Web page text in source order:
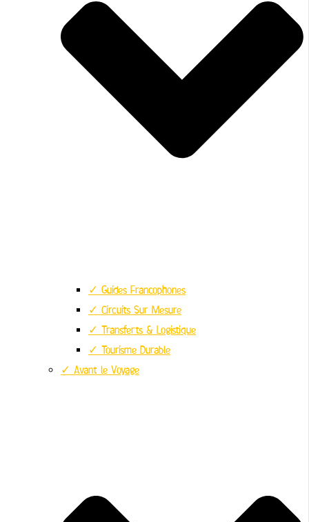
✓ Guides Francophones
✓ Circuits Sur Mesure
✓ Transferts & Logistique
✓ Tourisme Durable
✓ Avant le Voyage